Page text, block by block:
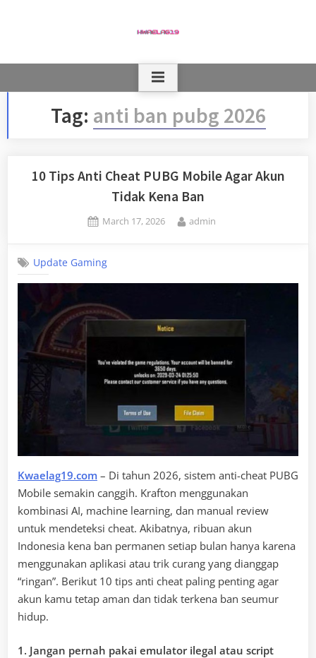
Tag: anti ban pubg 2026
10 Tips Anti Cheat PUBG Mobile Agar Akun
Tidak Kena Ban
Posted
March 17, 2026 By
admin
Update Gaming
Kwaelag19.com – Di tahun 2026, sistem anti-cheat PUBG
Mobile semakin canggih. Krafton menggunakan
kombinasi AI, machine learning, dan manual review
untuk mendeteksi cheat. Akibatnya, ribuan akun
Indonesia kena ban permanen setiap bulan hanya karena
menggunakan aplikasi atau trik curang yang dianggap
“ringan”. Berikut 10 tips anti cheat paling penting agar
akun kamu tetap aman dan tidak terkena ban seumur
hidup.
1. Jangan pernah pakai emulator ilegal atau script